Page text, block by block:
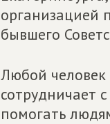
организацией
бывшего
Любой
сотрудничает
помогать